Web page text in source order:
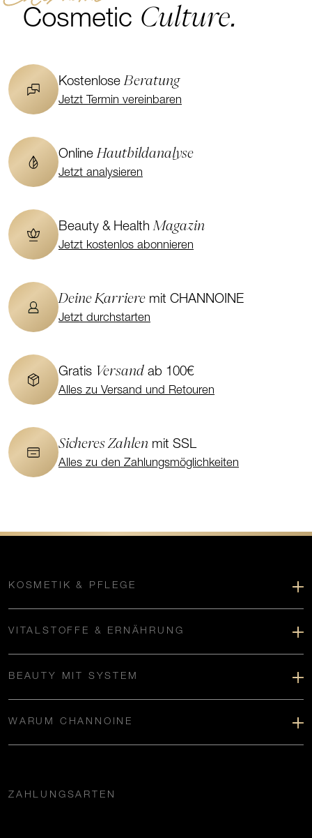
Cosmetic Culture.
KostenloseBeratung
Jetzt Termin vereinbaren
OnlineHautbildanalyse
Jetzt analysieren
Beauty & HealthMagazin
Jetzt kostenlos abonnieren
Deine Karriere mit CHANNOINE
Jetzt durchstarten
Gratis Versand ab 100€
Alles zu Versand und Retouren
Sicheres Zahlen mit SSL
Alles zu den Zahlungsmöglichkeiten
KOSMETIK & PFLEGE
VITALSTOFFE & ERNÄHRUNG
BEAUTY MIT SYSTEM
WARUM CHANNOINE
ZAHLUNGSARTEN